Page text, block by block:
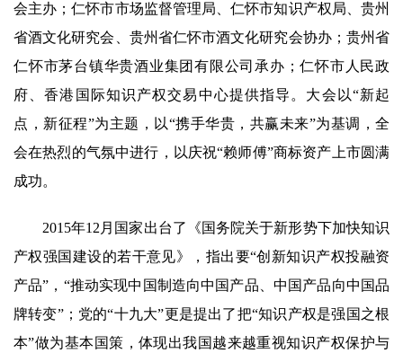
会主办；仁怀市市场监督管理局、仁怀市知识产权局、贵州
省酒文化研究会、贵州省仁怀市酒文化研究会协办；贵州省
仁怀市茅台镇华贵酒业集团有限公司承办；仁怀市人民政
府、香港国际知识产权交易中心提供指导。大会以“新起
点，新征程”为主题，以“携手华贵，共赢未来”为基调，全
会在热烈的气氛中进行，以庆祝“赖师傅”商标资产上市圆满
成功。
2015年12月国家出台了《国务院关于新形势下加快知识
产权强国建设的若干意见》，指出要“创新知识产权投融资
产品”，“推动实现中国制造向中国产品、中国产品向中国品
牌转变”；党的“十九大”更是提出了把“知识产权是强国之根
本”做为基本国策，体现出我国越来越重视知识产权保护与